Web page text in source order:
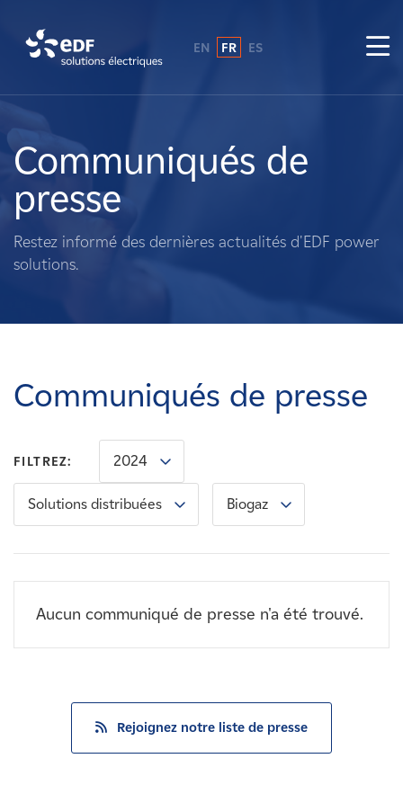
A propos de nous
Ce que nous faisons
Propriétaires fonciers
Carrières
Nouvelles
Contactez-nous
EN FR ES
Communiqués de
presse
Restez informé des dernières actualités d'EDF power
solutions.
Communiqués de presse
FILTREZ: 2024
Solutions distribuées Biogaz
Aucun communiqué de presse n'a été trouvé.
Rejoignez notre liste de presse